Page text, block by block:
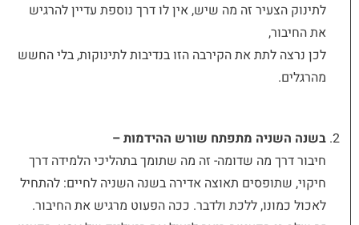
לתינוק הצעיר זה מה שיש, אין לו דרך נוספת עדיין להרגיש
את החיבור,
לכן נרצה לתת את הקירבה הזו בנדיבות לתינוקות, בלי החשש
מהרגלים.
בשנה השניה מתפתח שורש ההידמות –
חיבור דרך מה שדומה- זה מה שתומך בתהליכי הלמידה דרך
חיקוי, שתופסים תאוצה אדירה בשנה השניה לחיים: להתחיל
לאכול כמונו, ללכת ולדבר. ככה הפעוט מרגיש את החיבור.